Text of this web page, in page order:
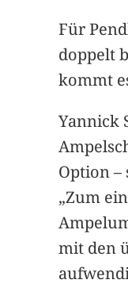
Für
doppelt
kommt
Yannick
Option –
„Zum
mit den